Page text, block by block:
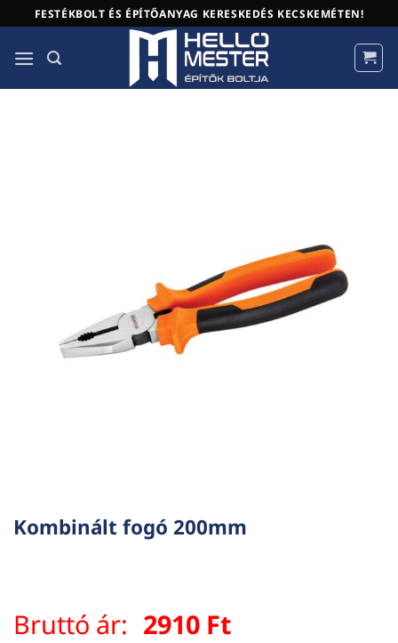
to
content
FESTÉKBOLT ÉS ÉPÍTŐANYAG KERESKEDÉS KECSKEMÉTEN!
Kombinált fogó 200mm
Bruttó ár: 2910 Ft